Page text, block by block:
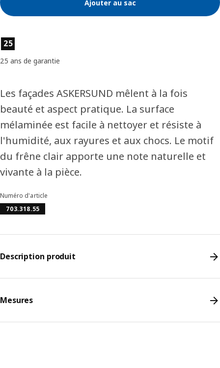
Ajouter au sac
Caractéristiques du produit
25
25 ans de garantie
Les façades ASKERSUND mêlent à la fois
beauté et aspect pratique. La surface
mélaminée est facile à nettoyer et résiste à
l'humidité, aux rayures et aux chocs. Le motif
du frêne clair apporte une note naturelle et
vivante à la pièce.
Numéro d'article
703.318.55
Description produit
Mesures